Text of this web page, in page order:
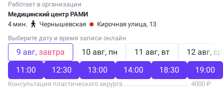
и сомневалась, стоит ли вообще идти на операцию, учитывая мой
активный образ жизни, но…
Работает в организации
Медицинский центр РАМИ
4 мин.
Чернышевская
Кирочная улица, 13
Выберите дату и время записи онлайн
9 авг завтра 10 авг пн 11 авг вт 12 авг ср
11:00
12:30 13:00 14:00 18:30 19:00
Консультация пластического хирурга 4000 ₽